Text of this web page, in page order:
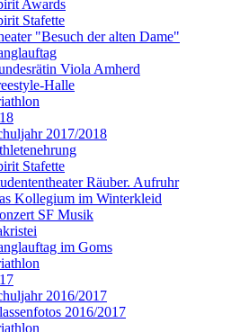
Awards
Stafette
"Besuch der alten Dame"
Viola Amherd
Halle
2017/2018
Stafette
Räuber. Aufruhr
Kollegium im Winterkleid
SF Musik
im Goms
2016/2017
2016/2017